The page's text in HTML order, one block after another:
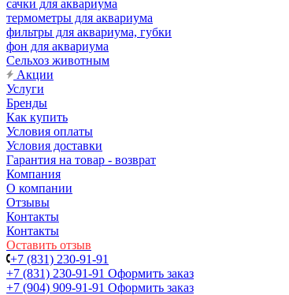
сачки для аквариума
термометры для аквариума
фильтры для аквариума, губки
фон для аквариума
Сельхоз животным
Акции
Услуги
Бренды
Как купить
Условия оплаты
Условия доставки
Гарантия на товар - возврат
Компания
О компании
Отзывы
Контакты
Контакты
Оставить отзыв
+7 (831) 230-91-91
+7 (831) 230-91-91 Оформить заказ
+7 (904) 909-91-91 Оформить заказ